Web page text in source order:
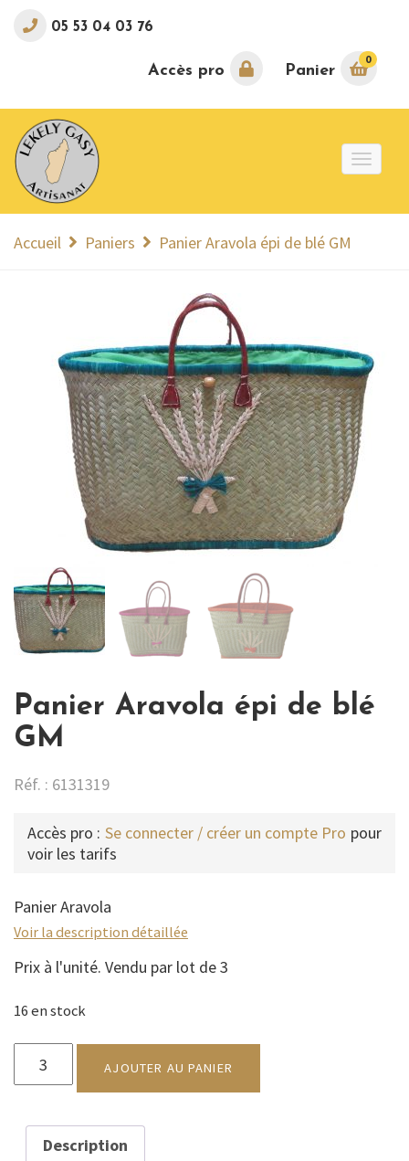
05 53 04 03 76
Accès pro Panier
0
Toggle
Accueil Paniers Panier Aravola épi de blé GM
Panier Aravola épi de blé
GM
Réf. : 6131319
Accès pro : Se connecter / créer un compte Pro pour
voir les tarifs
Panier Aravola
Voir la description détaillée
Prix à l'unité. Vendu par lot de 3
16 en stock
quantité
Panier
épi
AJOUTER AU PANIER
Description